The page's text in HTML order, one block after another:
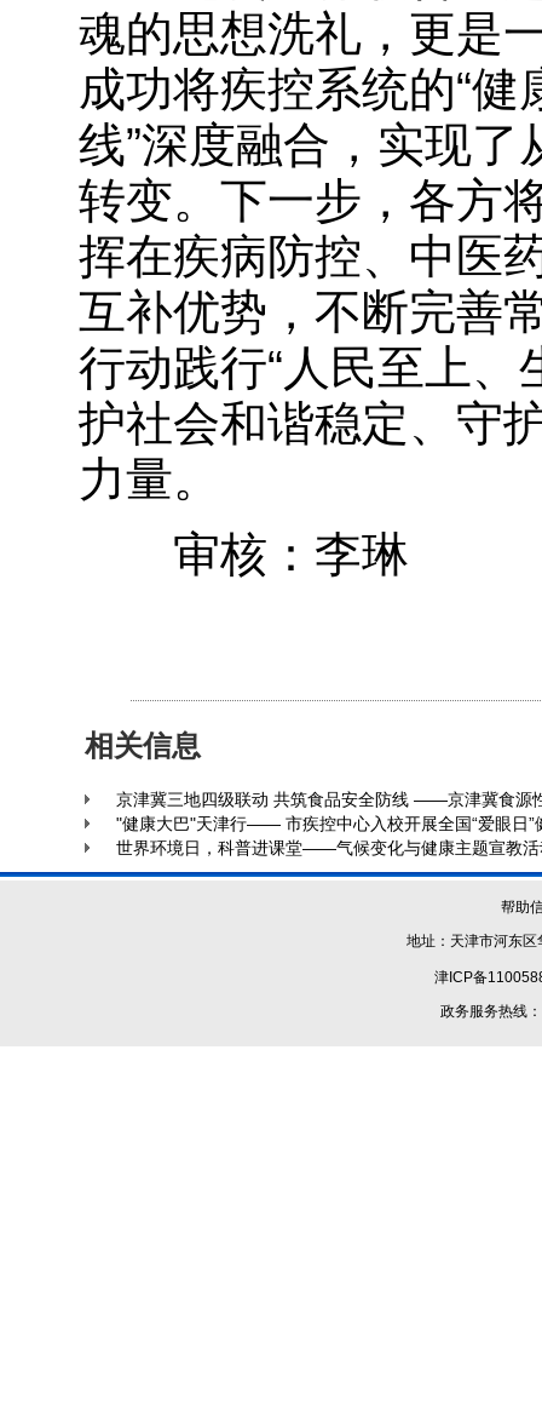
魂的思想洗礼，更是
成功将疾控系统的“健
线”深度融合，实现了
转变。下一步，各方
挥在疾病防控、中医
互补优势，不断完善
行动践行“人民至上、
护社会和谐稳定、守
力量。
审核：李琳
相关信息
京津冀三地四级联动 共筑食品安全防线 ——京津冀食源
"健康大巴"天津行—— 市疾控中心入校开展全国“爱眼日”
世界环境日，科普进课堂——气候变化与健康主题宣教
帮助
地址：天津市河
津ICP备
政务服务热线